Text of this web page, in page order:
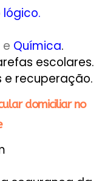
e Química.
escolares.
e recuperação.
domiciliar no